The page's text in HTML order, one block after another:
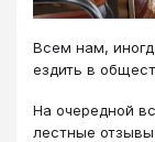
Всем нам,
ездить в
На очередной
лестные